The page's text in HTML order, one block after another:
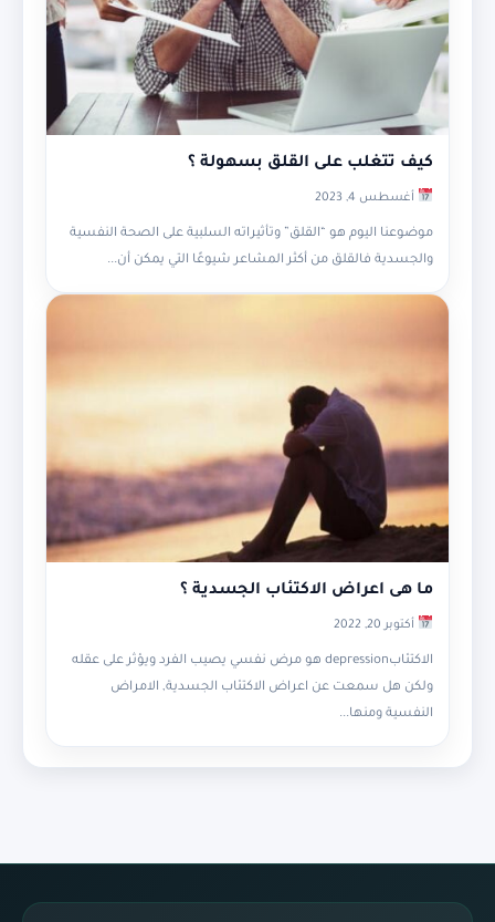
كيف تتغلب على القلق بسهولة ؟
أغسطس 4, 2023
موضوعنا اليوم هو “القلق” وتأثيراته السلبية على الصحة النفسية
والجسدية فالقلق من أكثر المشاعر شيوعًا التي يمكن أن...
ما هى اعراض الاكتئاب الجسدية ؟
أكتوبر 20, 2022
الاكتئابdepression هو مرض نفسي يصيب الفرد ويؤثر على عقله
ولكن هل سمعت عن اعراض الاكتئاب الجسدية, الامراض
النفسية ومنها...